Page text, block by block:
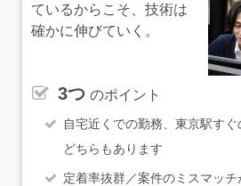
ているからこそ、技術は
確かに伸びていく。
3つ のポイント
自宅近くでの勤務、東京駅すぐ
どちらもあります
定着率抜群／案件のミスマッ